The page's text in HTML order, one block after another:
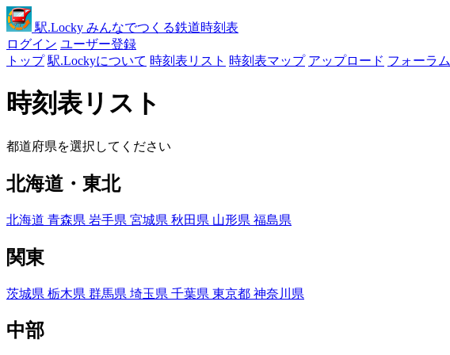
駅.Locky みんなでつくる鉄道時刻表
ログイン ユーザー登録
トップ 駅.Lockyについて 時刻表リスト 時刻表マップ アップロード フォーラム
時刻表リスト
都道府県を選択してください
北海道・東北
北海道 青森県 岩手県 宮城県 秋田県 山形県 福島県
関東
茨城県 栃木県 群馬県 埼玉県 千葉県 東京都 神奈川県
中部